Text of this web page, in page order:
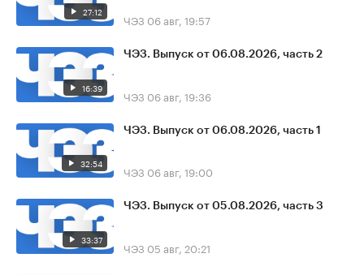
27:12 ЧЭЗ 06 авг, 19:57
16:39
ЧЭЗ. Выпуск от 06.08.2026, часть 2
ЧЭЗ 06 авг, 19:36
32:54
ЧЭЗ. Выпуск от 06.08.2026, часть 1
ЧЭЗ 06 авг, 19:00
33:37
ЧЭЗ. Выпуск от 05.08.2026, часть 3
ЧЭЗ 05 авг, 20:21